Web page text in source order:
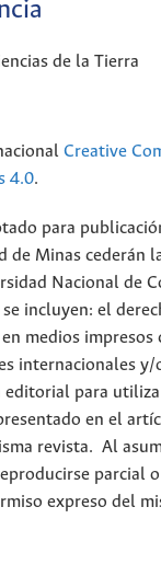
de la Tierra
Creative
4.0.
para
de Minas cederán
Nacional de
incluyen: el
medios impresos
internacionales y/
para
en el
revista. Al
parcial
expreso del